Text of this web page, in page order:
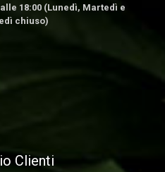
18:00 (Lunedì, Martedì e
chiuso)
Clienti